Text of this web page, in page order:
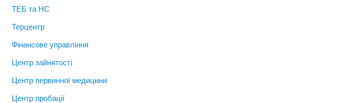
ТЕБ та НС
Терцентр
Фінансове управління
Центр зайнятості
Центр первинної медицини
Центр пробації